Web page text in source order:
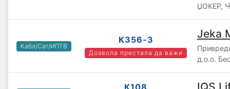
ЏОКЕР,
Кабл/Сат/ИПТВ
К356-3
Дозвола престала да важи
Jeka
д.о.о.
К108